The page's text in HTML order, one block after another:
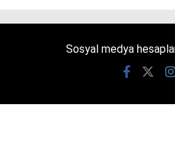
Sosyal medya